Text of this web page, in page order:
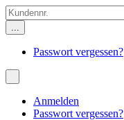
...
Passwort vergessen?
Anmelden
Passwort vergessen?